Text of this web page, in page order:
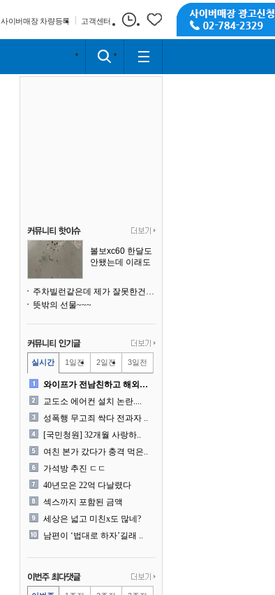
사이버매장 차량등록 고객센터
볼보xc60 한달도
안됐는데 이래도
주차빌런같은데 제가 잘못한건가요
뜻밖의 선물~~~
실시간 1일전 2일전 3일전
와이프가 전남친하고 해외여행..
교도소 에어컨 설치 논란....
성폭행 무고죄 싹다 전과자 ..
[국민청원] 32개월 사랑하..
여친 본가 갔다가 충격 먹은..
가석방 추진 ㄷㄷ
40년모은 22억 다날렸다
섹스까지 포함된 금액
세상은 넓고 미친x도 많네?
남편이 ‘법대로 하자’길래 ..